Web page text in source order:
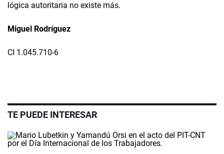
lógica autoritaria no existe más.
Miguel Rodríguez
CI 1.045.710-6
TE PUEDE INTERESAR